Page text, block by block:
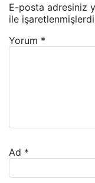
E-posta adresiniz
ile
Yorum *
Ad *